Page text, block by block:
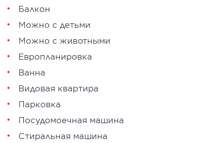
Балкон
Можно с детьми
Можно с животными
Европланировка
Ванна
Видовая квартира
Парковка
Посудомоечная машина
Стиральная машина